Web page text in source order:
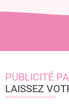
PUBLICITÉ
LAISSEZ